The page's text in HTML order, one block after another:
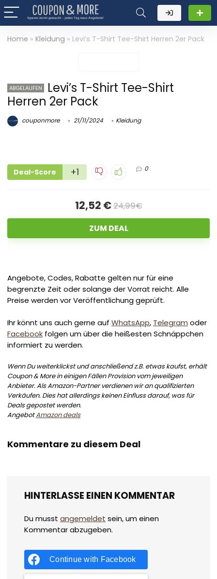
Home » Kleidung » Levi’s T-Shirt Tee-Shirt Herren 2er Pack
ABGELAUFEN
Levi’s T-Shirt Tee-Shirt
Herren 2er Pack
couponmore 21/11/2024 Kleidung
Deal-Score +1 0
12,52 €24,99€
ZUM DEAL
Angebote, Codes, Rabatte gelten nur für eine
begrenzte Zeit oder solange der Vorrat reicht. Alle
Preise werden vor Veröffentlichung geprüft.
Ihr könnt uns auch gerne auf WhatsApp, Telegram oder
Facebook folgen um über die heißesten Schnäppchen
informiert zu werden.
Wenn Du weiterklickst und anschließend z.B. etwas kaufst, erhält
Coupon & More in einigen Fällen Provision vom jeweiligen
Anbieter. Als Amazon-Partner verdienen wir an qualifizierten
Verkäufen. Dies hat allerdings keinen Einfluss darauf, was für
Deals gepostet werden.
AngebotAmazon deals
Kommentare zu diesem Deal
HINTERLASSE EINEN KOMMENTAR
Du musst angemeldet sein, um einen
Kommentar abzugeben.
Continue with Facebook